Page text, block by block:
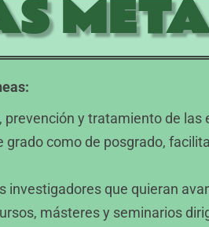
prevención y tratamiento de
grado como de posgrado,
investigadores que quieran
másteres y seminarios